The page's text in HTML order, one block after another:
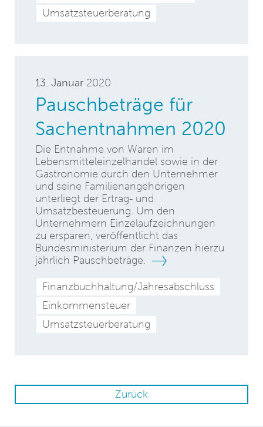
Umsatzsteuerberatung
13. Januar 2020
Pauschbeträge für
Sachentnahmen 2020
Die Entnahme von Waren im
Lebensmitteleinzelhandel sowie in der
Gastronomie durch den Unternehmer
und seine Familienangehörigen
unterliegt der Ertrag- und
Umsatzbesteuerung. Um den
Unternehmern Einzelaufzeichnungen
zu ersparen, veröffentlicht das
Bundesministerium der Finanzen hierzu
jährlich Pauschbeträge.
Finanzbuchhaltung/Jahresabschluss
Einkommensteuer
Umsatzsteuerberatung
Zurück